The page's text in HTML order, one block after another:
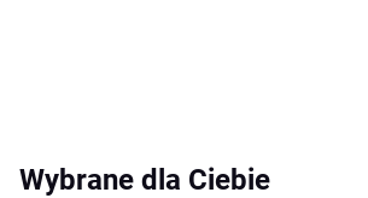
Wybrane dla Ciebie